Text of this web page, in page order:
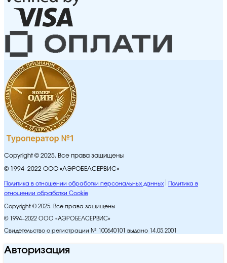
Copyright © 2025. Все права защищены
© 1994–2022 ООО «АЭРОБЕЛСЕРВИС»
Политика в отношении обработки персональных данных
Политика в
отношении обработки Cookie
Copyright © 2025. Все права защищены
© 1994–2022 ООО «АЭРОБЕЛСЕРВИС»
Свидетельство о регистрации № 100640101 выдано 14.05.2001
Авторизация